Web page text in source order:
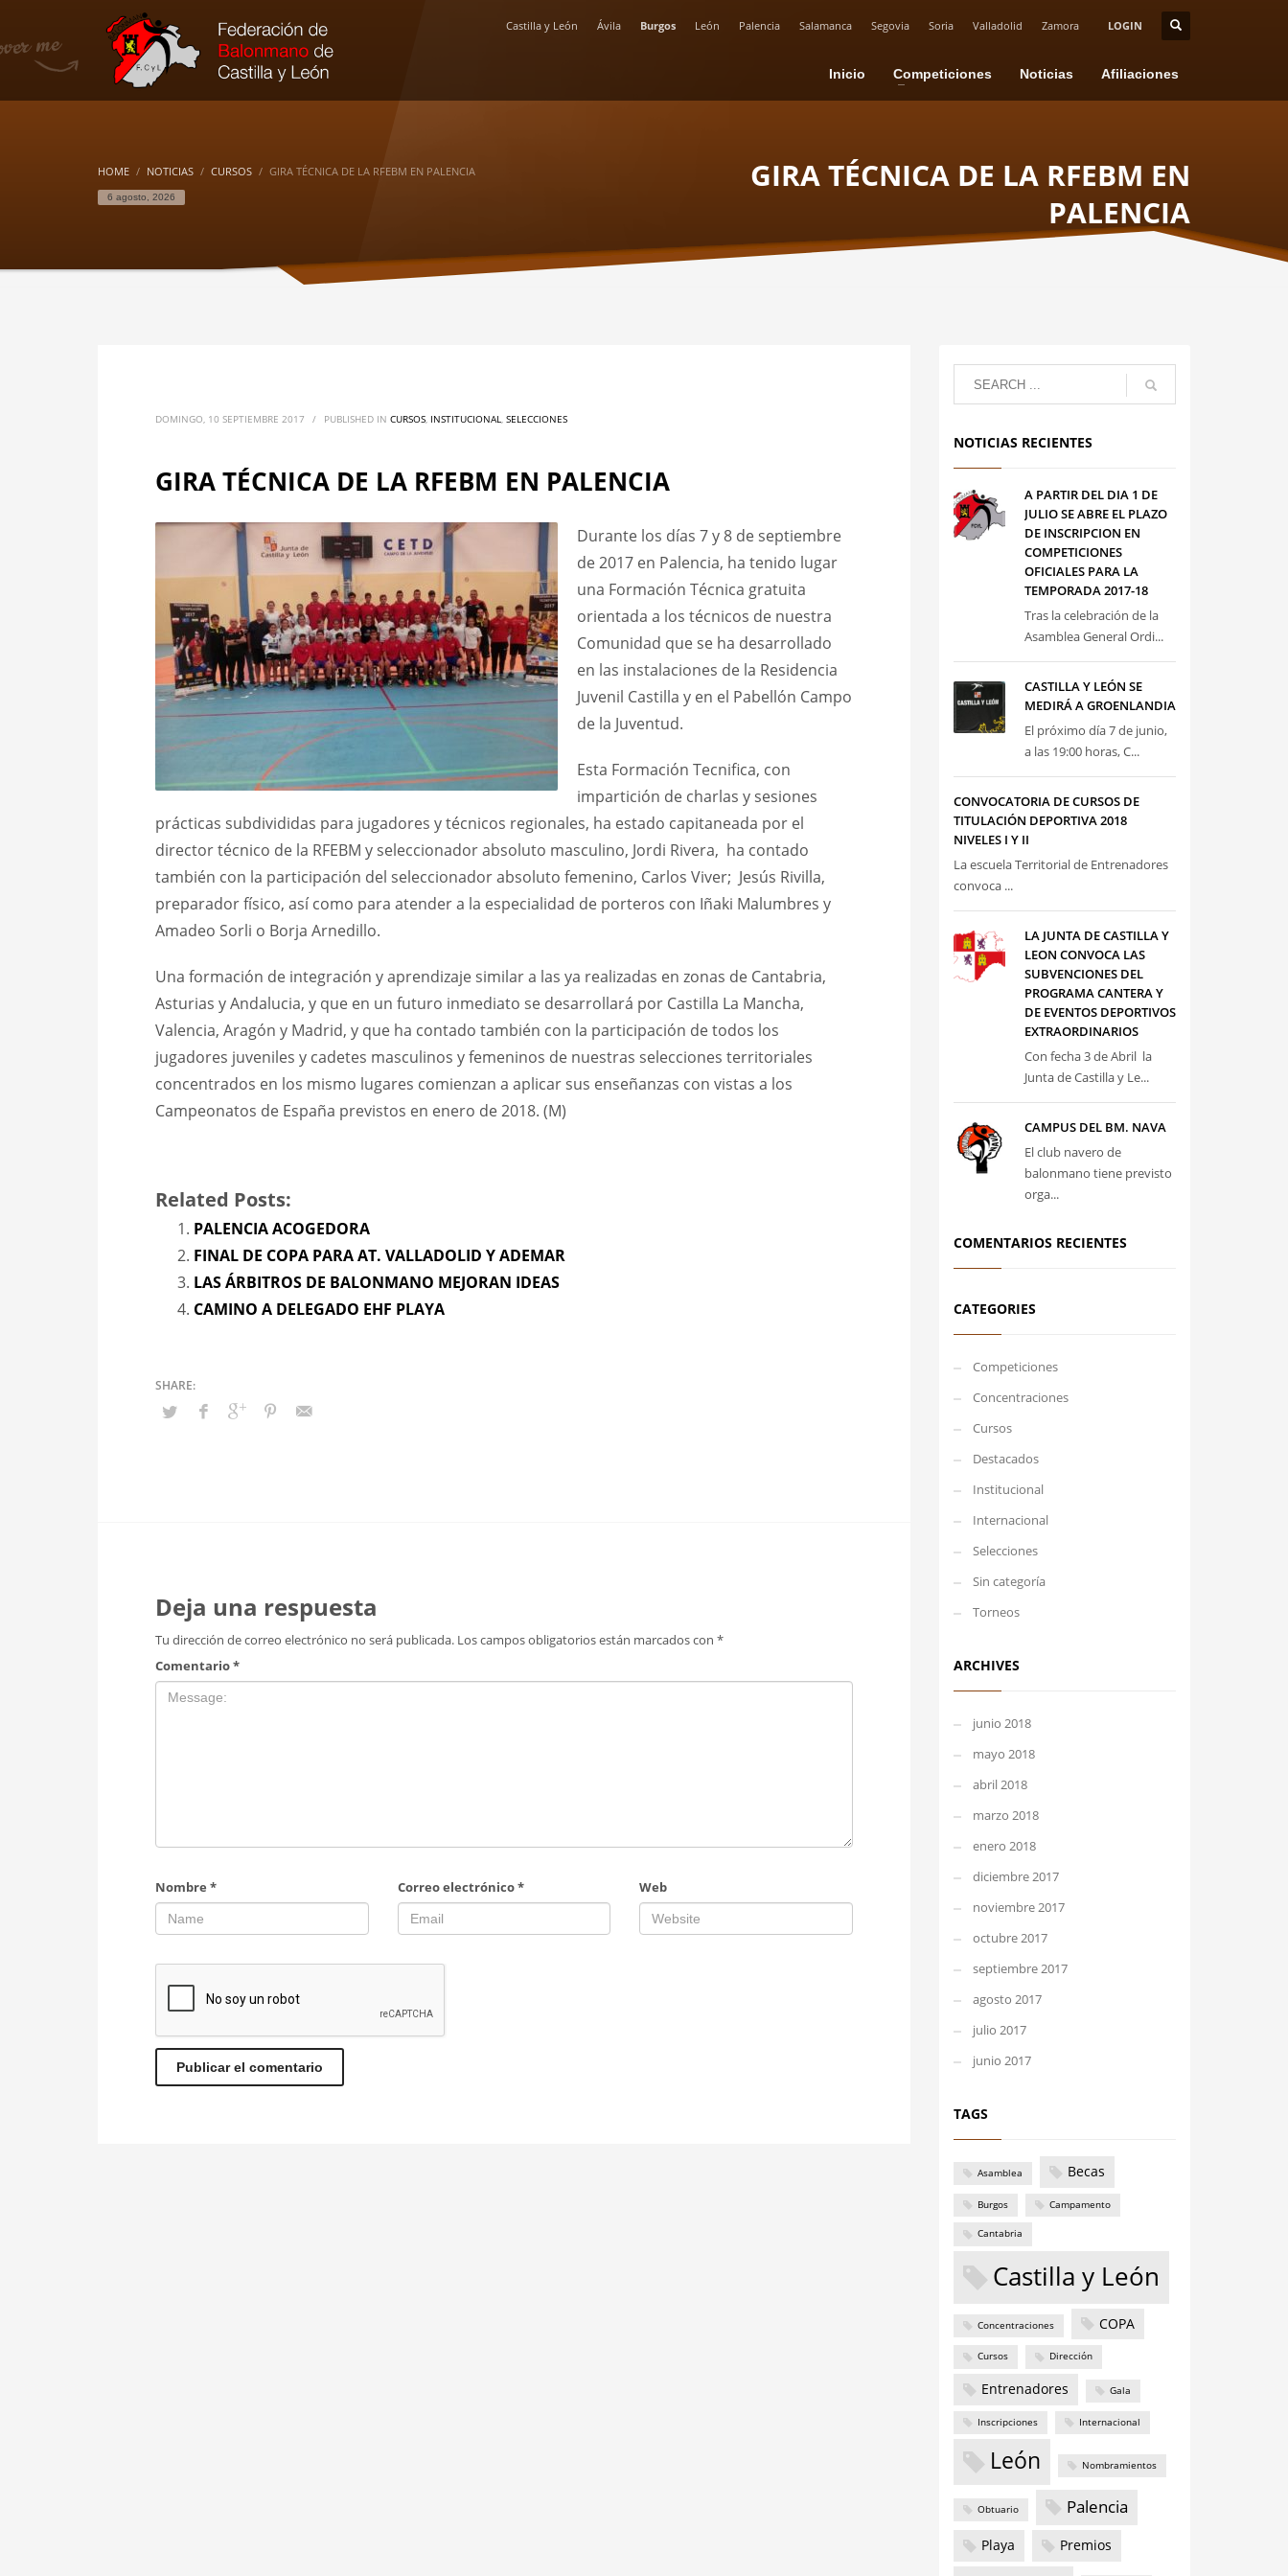
Castilla y León Ávila Burgos León Palencia Salamanca Segovia Soria Valladolid Zamora LOGIN
Inicio Competiciones Noticias Afiliaciones
HOME NOTICIAS CURSOS GIRA TÉCNICA DE LA RFEBM EN PALENCIA
6 agosto, 2026
GIRA TÉCNICA DE LA RFEBM EN
PALENCIA
DOMINGO, 10 SEPTIEMBRE 2017 / PUBLISHED IN CURSOS, INSTITUCIONAL, SELECCIONES
GIRA TÉCNICA DE LA RFEBM EN PALENCIA
Durante los días 7 y 8 de septiembre
de 2017 en Palencia, ha tenido lugar
una Formación Técnica gratuita
orientada a los técnicos de nuestra
Comunidad que se ha desarrollado
en las instalaciones de la Residencia
Juvenil Castilla y en el Pabellón Campo
de la Juventud.
Esta Formación Tecnifica, con
impartición de charlas y sesiones
prácticas subdivididas para jugadores y técnicos regionales, ha estado capitaneada por el
director técnico de la RFEBM y seleccionador absoluto masculino, Jordi Rivera, ha contado
también con la participación del seleccionador absoluto femenino, Carlos Viver; Jesús Rivilla,
preparador físico, así como para atender a la especialidad de porteros con Iñaki Malumbres y
Amadeo Sorli o Borja Arnedillo.
Una formación de integración y aprendizaje similar a las ya realizadas en zonas de Cantabria,
Asturias y Andalucia, y que en un futuro inmediato se desarrollará por Castilla La Mancha,
Valencia, Aragón y Madrid, y que ha contado también con la participación de todos los
jugadores juveniles y cadetes masculinos y femeninos de nuestras selecciones territoriales
concentrados en los mismo lugares comienzan a aplicar sus enseñanzas con vistas a los
Campeonatos de España previstos en enero de 2018. (M)
Related Posts:
PALENCIA ACOGEDORA
FINAL DE COPA PARA AT. VALLADOLID Y ADEMAR
LAS ÁRBITROS DE BALONMANO MEJORAN IDEAS
CAMINO A DELEGADO EHF PLAYA
Deja una respuesta
Tu dirección de correo electrónico no será publicada. Los campos obligatorios están marcados con *
Comentario*
Nombre * Correo electrónico* Web
NOTICIAS RECIENTES
A PARTIR DEL DIA 1 DE
JULIO SE ABRE EL PLAZO
DE INSCRIPCION EN
COMPETICIONES
OFICIALES PARA LA
TEMPORADA 2017-18
Tras la celebración de la
Asamblea General Ordi...
CASTILLA Y LEÓN SE
MEDIRÁ A GROENLANDIA
El próximo día 7 de junio,
a las 19:00 horas, C...
CONVOCATORIA DE CURSOS DE
TITULACIÓN DEPORTIVA 2018
NIVELES I Y II
La escuela Territorial de Entrenadores
convoca ...
LA JUNTA DE CASTILLA Y
LEON CONVOCA LAS
SUBVENCIONES DEL
PROGRAMA CANTERA Y
DE EVENTOS DEPORTIVOS
EXTRAORDINARIOS
Con fecha 3 de Abril la
Junta de Castilla y Le...
CAMPUS DEL BM. NAVA
El club navero de
balonmano tiene previsto
orga...
COMENTARIOS RECIENTES
CATEGORIES
Competiciones
Concentraciones
Cursos
Destacados
Institucional
Internacional
Selecciones
Sin categoría
Torneos
ARCHIVES
junio 2018
mayo 2018
abril 2018
marzo 2018
enero 2018
diciembre 2017
noviembre 2017
octubre 2017
septiembre 2017
agosto 2017
julio 2017
junio 2017
TAGS
Asamblea Becas
Burgos Campamento
Cantabria
Castilla y León
Concentraciones COPA
Cursos Dirección
Entrenadores Gala
Inscripciones Internacional
León Nombramientos
Obtuario Palencia
Playa Premios